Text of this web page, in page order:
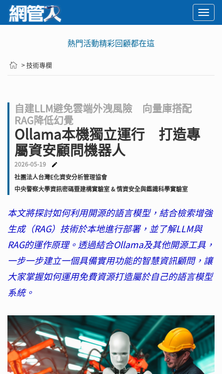
熱門活動精彩回顧都在這
> 技術專欄
自建LLM避免雲端外洩風險 向量庫搭配
RAG降低幻覺
Ollama本機獨立運行 打造專
屬資安顧問機器人
2026-05-19
社團法人台灣E化資安分析管理協會
中央警察大學資訊密碼暨建構實驗室 & 情資安全與鑑識科學實驗室
本文將探討如何利用開源的語言模型，結合檢索增強
生成（RAG）技術於本地進行部署，並了解LLM與
RAG的運作原理。透過結合Ollama及其他開源工具，
一步一步建立一個具備實用功能的智慧資訊顧問，讓
大家掌握如何運用免費資源打造屬於自己的語言模型
系統。